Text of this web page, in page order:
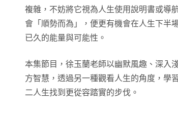
複雜，不妨將它視為人生使用說明書或導
會「順勢而為」，便更有機會在人生下半
已久的能量與可能性。
本集節目，徐玉蘭老師以幽默風趣、深入
方智慧，透過另一種觀看人生的角度，學
二人生找到更從容踏實的步伐。